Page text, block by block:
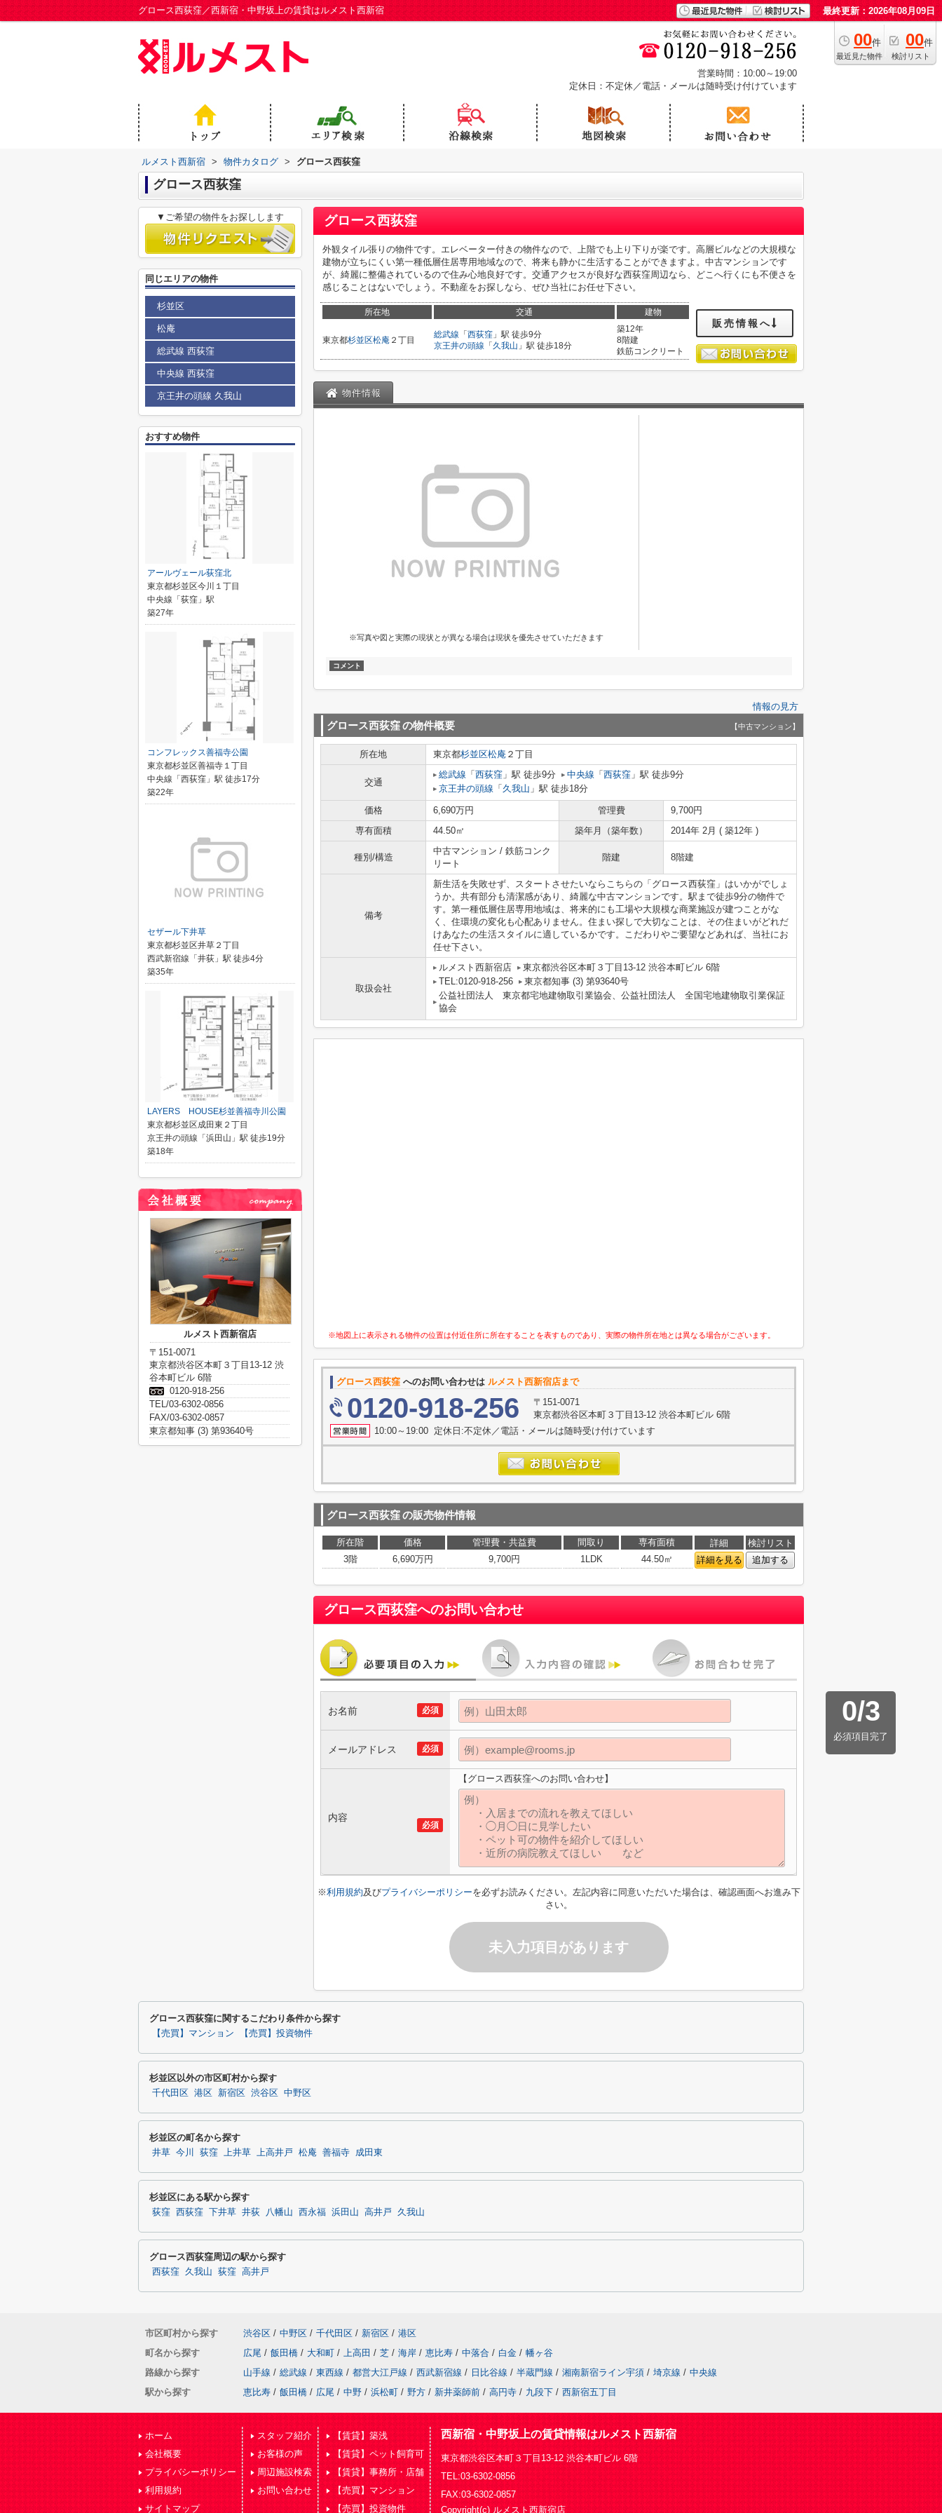
グロース西荻窪／西新宿・中野坂上の賃貸はルメスト西新宿 最終更新：2026年08月09日
00件
最近見た物件
00件
検討リスト
営業時間：10:00～19:00
定休日：不定休／電話・メールは随時受け付けています
ルメスト西新宿 > 物件カタログ > グロース西荻窪
グロース西荻窪
グロース西荻窪
外観タイル張りの物件です。エレベーター付きの物件なので、上階でも上り下りが楽です。高層ビルなどの大規模な
建物が立ちにくい第一種低層住居専用地域なので、将来も静かに生活することができますよ。中古マンションです
が、綺麗に整備されているので住み心地良好です。交通アクセスが良好な西荻窪周辺なら、どこへ行くにも不便さを
感じることはないでしょう。不動産をお探しなら、ぜひ当社にお任せ下さい。
所在地 交通 建物
東京都杉並区松庵 ２丁目
総武線 「 西荻窪 」駅 徒歩9分
京王井の頭線 「 久我山 」駅 徒歩18分
築12年
8階建
鉄筋コンクリート
販売情報へ
物件情報
※写真や図と実際の現状とが異なる場合は現状を優先させていただきます
コメント
情報の見方
グロース西荻窪の物件概要 【中古マンション】
所在地 東京都杉並区松庵 ２丁目
交通
総武線 「 西荻窪 」駅 徒歩9分 中央線 「 西荻窪 」駅 徒歩9分
京王井の頭線 「 久我山 」駅 徒歩18分
価格 6,690万円 管理費
9,700円
専有面積
44.50㎡ 築年月（築年数） 2014年 2月 ( 築12年 )
種別/構造
中古マンション / 鉄筋コンク
リート
階建 8階建
備考
新生活を失敗せず、スタートさせたいならこちらの「グロース西荻窪」はいかがでしょ
うか。共有部分も清潔感があり、綺麗な中古マンションです。駅まで徒歩9分の物件で
す。第一種低層住居専用地域は、将来的にも工場や大規模な商業施設が建つことがな
く、住環境の変化も心配ありません。住まい探しで大切なことは、その住まいがどれだ
けあなたの生活スタイルに適しているかです。こだわりやご要望などあれば、当社にお
任せ下さい。
取扱会社
ルメスト西新宿店
東京都渋谷区本町３丁目13-12 渋谷本町ビル 6階
TEL:0120-918-256
東京都知事 (3) 第93640号
公益社団法人 東京都宅地建物取引業協会、公益社団法人 全国宅地建物取引業保証
協会
※地図上に表示される物件の位置は付近住所に所在することを表すものであり、実際の物件所在地とは異なる場合がございます。
グロース西荻窪 へのお問い合わせは ルメスト西新宿店まで
0120-918-256
〒151-0071
東京都渋谷区本町３丁目13-12 渋谷本町ビル 6階
10:00～19:00 定休日:不定休／電話・メールは随時受け付けています
グロース西荻窪の販売物件情報
所在階 価格 管理費・共益費 間取り 専有面積 詳細
検討リスト
3階
6,690万円 9,700円 1LDK 44.50㎡ 詳細を見る 追加する
グロース西荻窪へのお問い合わせ
0/3
必須項目完了
必須
お名前
必須
メールアドレス
必須
内容
【グロース西荻窪へのお問い合わせ】
※利用規約及びプライバシーポリシーを必ずお読みください。左記内容に同意いただいた場合は、確認画面へお進み下
さい。
未入力項目があります
▼ご希望の物件をお探しします
同じエリアの物件
杉並区
松庵
総武線 西荻窪
中央線 西荻窪
京王井の頭線 久我山
おすすめ物件
アールヴェール荻窪北
東京都杉並区今川１丁目
中央線「荻窪」駅
築27年
コンフレックス善福寺公園
東京都杉並区善福寺１丁目
中央線「西荻窪」駅 徒歩17分
築22年
セザール下井草
東京都杉並区井草２丁目
西武新宿線「井荻」駅 徒歩4分
築35年
LAYERS HOUSE杉並善福寺川公園
東京都杉並区成田東２丁目
京王井の頭線「浜田山」駅 徒歩19分
築18年
ルメスト西新宿店
〒151-0071
東京都渋谷区本町３丁目13-12 渋
谷本町ビル 6階
0120-918-256
TEL/03-6302-0856
FAX/03-6302-0857
東京都知事 (3) 第93640号
グロース西荻窪に関するこだわり条件から探す
【売買】マンション 【売買】投資物件
杉並区以外の市区町村から探す
千代田区 港区 新宿区 渋谷区 中野区
杉並区の町名から探す
井草 今川 荻窪 上井草 上高井戸 松庵 善福寺 成田東
杉並区にある駅から探す
荻窪 西荻窪 下井草 井荻 八幡山 西永福 浜田山 高井戸 久我山
グロース西荻窪周辺の駅から探す
西荻窪 久我山 荻窪 高井戸
市区町村から探す 渋谷区 / 中野区 / 千代田区 / 新宿区 / 港区
町名から探す
広尾 / 飯田橋 / 大和町 / 上高田 / 芝 / 海岸 / 恵比寿 / 中落合 / 白金 / 幡ヶ谷
路線から探す
山手線 / 総武線 / 東西線 / 都営大江戸線 / 西武新宿線 / 日比谷線 / 半蔵門線 / 湘南新宿ライン宇須 / 埼京線 / 中央線
駅から探す
恵比寿 / 飯田橋 / 広尾 / 中野 / 浜松町 / 野方 / 新井薬師前 / 高円寺 / 九段下 / 西新宿五丁目
ホーム
会社概要
プライバシーポリシー
利用規約
サイトマップ
スタッフ紹介
お客様の声
周辺施設検索
お問い合わせ
【賃貸】築浅
【賃貸】ペット飼育可
【賃貸】事務所・店舗
【売買】マンション
【売買】投資物件
西新宿・中野坂上の賃貸情報はルメスト西新宿
東京都渋谷区本町３丁目13-12 渋谷本町ビル 6階
TEL:03-6302-0856
FAX:03-6302-0857
Copyright(c) ルメスト西新宿店